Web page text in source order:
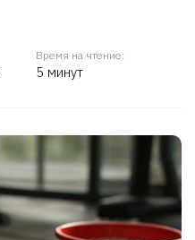
Время на чтение:
5 минут